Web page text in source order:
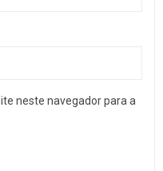
neste navegador para a